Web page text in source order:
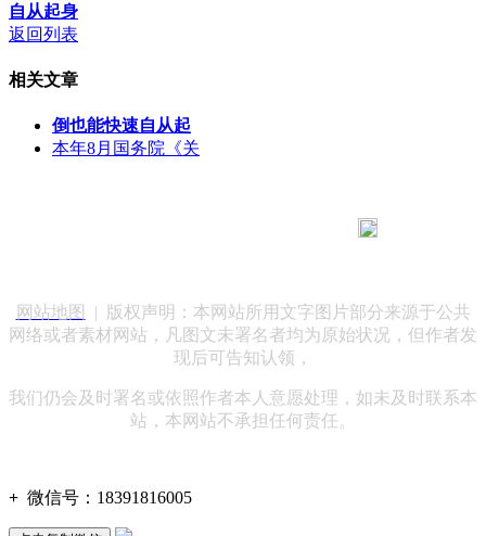
自从起身
返回列表
相关文章
倒也能快速自从起
本年8月国务院《关
网站地图
| 版权声明：本网站所用文字图片部分来源于公共
网络或者素材网站，凡图文未署名者均为原始状况，但作者发
现后可告知认领，
我们仍会及时署名或依照作者本人意愿处理，如未及时联系本
站，本网站不承担任何责任。
+ 微信号： 18391816005